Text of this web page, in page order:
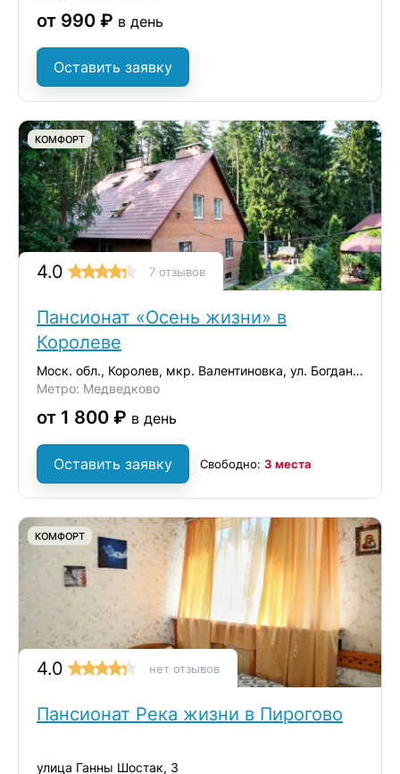
от 990 ₽ в день
Оставить заявку
КОМФОРТ
4.0 7 отзывов
Пансионат «Осень жизни» в
Королеве
Моск. обл., Королев, мкр. Валентиновка, ул. Богдана Хмельницкого, 8/17
Метро: Медведково
от 1 800 ₽ в день
Оставить заявку Свободно: 3 места
КОМФОРТ
4.0 нет отзывов
Пансионат Река жизни в Пирогово
улица Ганны Шостак, 3